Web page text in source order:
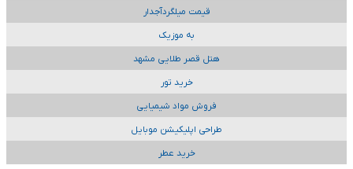
قیمت میلگردآجدار
به موزیک
هتل قصر طلایی مشهد
خرید تور
فروش مواد شیمیایی
طراحی اپلیکیشن موبایل
خرید عطر